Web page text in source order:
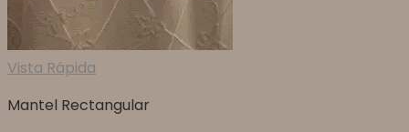
Vista Rápida
Mantel Rectangular